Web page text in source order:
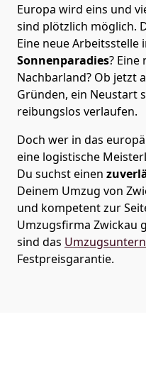
Europa wird eins und
sind plötzlich möglich.
Eine neue Arbeitsstelle
Sonnenparadies? Eine
Nachbarland? Ob jetzt
Gründen, ein Neustart
reibungslos verlaufen.
Doch wer in das
eine logistische
Du suchst einen
Deinem Umzug von
und kompetent zur
Umzugsfirma Zwickau
sind das
Festpreisgarantie.